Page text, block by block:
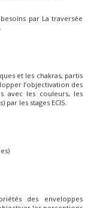
par La traversée
et les chakras, partis
l’objectivation des
avec les couleurs, les
les stages ECIS.
des enveloppes